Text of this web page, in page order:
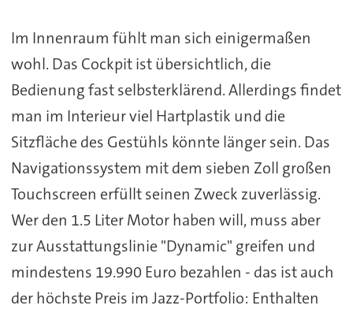
Im Innenraum fühlt man sich einigermaßen
wohl. Das Cockpit ist übersichtlich, die
Bedienung fast selbsterklärend. Allerdings findet
man im Interieur viel Hartplastik und die
Sitzfläche des Gestühls könnte länger sein. Das
Navigationssystem mit dem sieben Zoll großen
Touchscreen erfüllt seinen Zweck zuverlässig.
Wer den 1.5 Liter Motor haben will, muss aber
zur Ausstattungslinie "Dynamic" greifen und
mindestens 19.990 Euro bezahlen - das ist auch
der höchste Preis im Jazz-Portfolio: Enthalten